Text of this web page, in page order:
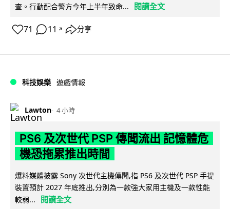
查。行動配合警方今年上半年致命...
閱讀全文
71 11 ↗ 分享
科技娛樂 遊戲情報
Lawton 4 小時
PS6 及次世代 PSP 傳聞流出 記憶體危
機恐拖累推出時間
爆料媒體披露 Sony 次世代主機傳聞,指 PS6 及次世代 PSP 手提
裝置預計 2027 年底推出,分別為一款強大家用主機及一款性能
較弱...
閱讀全文